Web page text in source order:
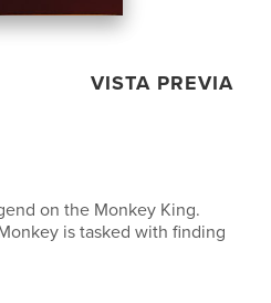
VISTA PREVIA
on the Monkey King.
is tasked with finding